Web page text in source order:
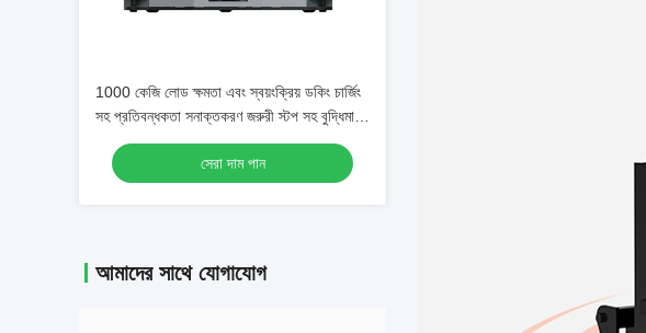
1000 কেজি লোড ক্ষমতা এবং স্বয়ংক্রিয় ডকিং চার্জিং
সহ প্রতিবন্ধকতা সনাক্তকরণ জরুরী স্টপ সহ বুদ্ধিমান
ড্রোন ফর্কলিফ্ট
সেরা দাম পান
আমাদের সাথে যোগাযোগ